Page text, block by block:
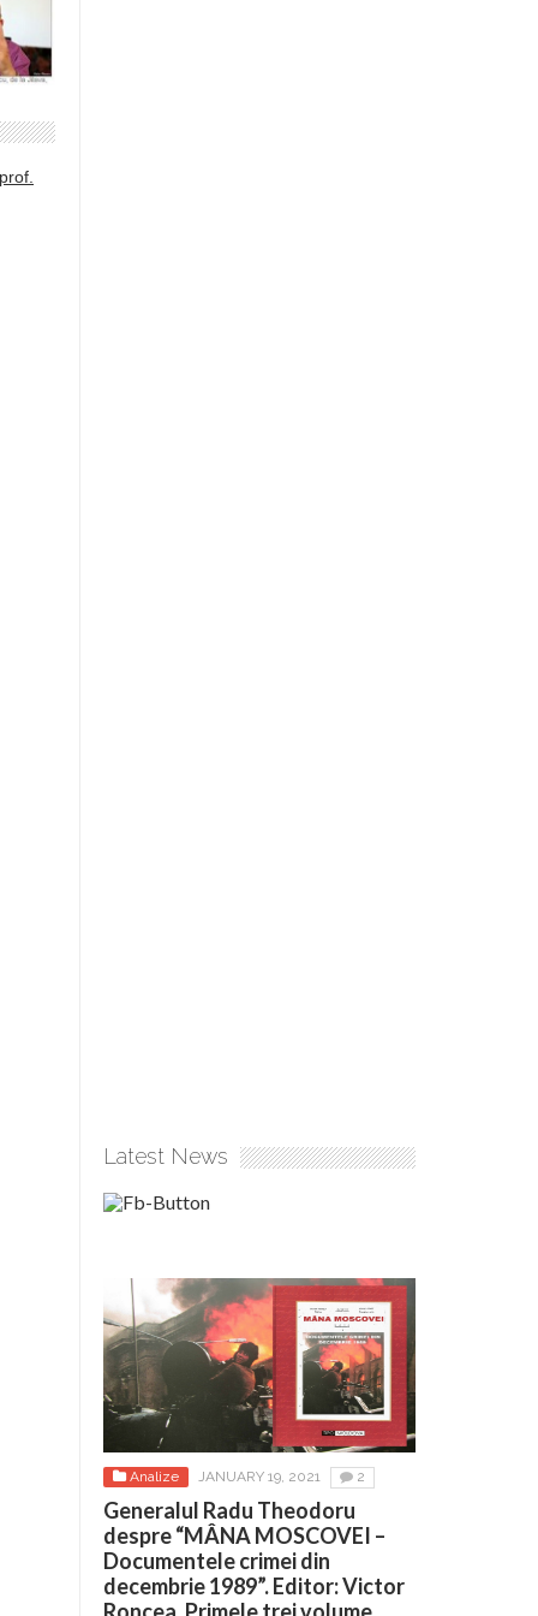
Latest News
Analize JANUARY 19, 2021 2
Generalul Radu Theodoru
despre “MÂNA MOSCOVEI –
Documentele crimei din
decembrie 1989”. Editor: Victor